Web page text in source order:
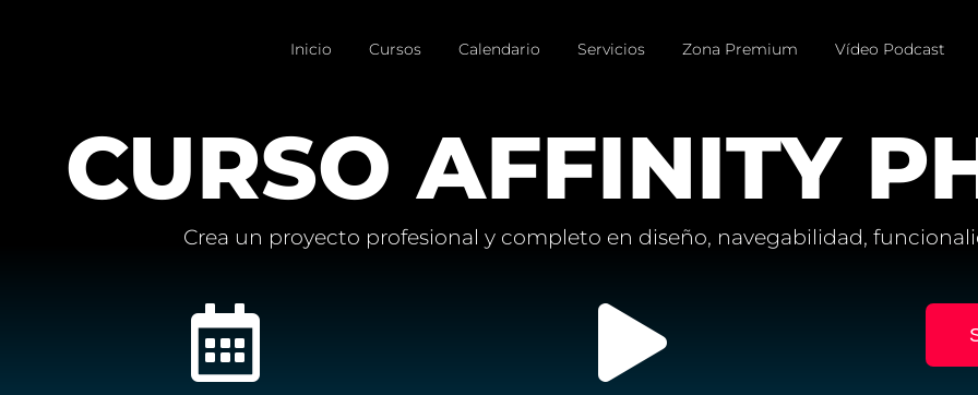
Inicio Cursos Calendario Servicios Zona Premium Vídeo Podcast
CURSO AFFINITY
Crea un proyecto profesional y completo en diseño, navegabilidad,